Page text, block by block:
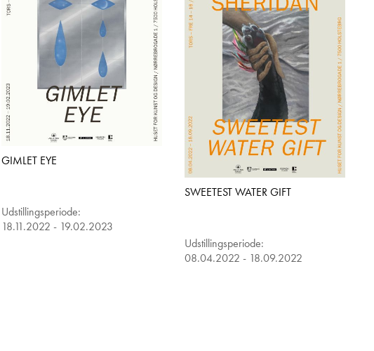
GIMLET EYE
Udstillingsperiode:
18.11.2022 - 19.02.2023
SWEETEST WATER GIFT
Udstillingsperiode:
08.04.2022 - 18.09.2022